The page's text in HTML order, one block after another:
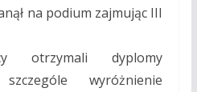
na podium zajmując III
otrzymali dyplomy
wyróżnienie